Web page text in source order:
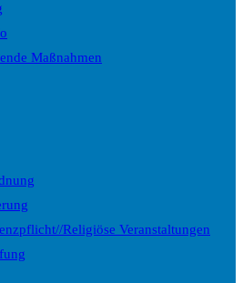
Maßnahmen
Religiöse Veranstaltungen